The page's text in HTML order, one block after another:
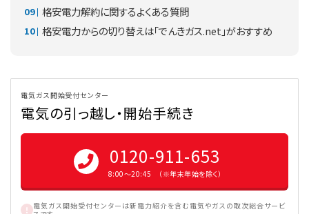
格安電力解約に関するよくある質問
格安電力からの切り替えは「でんきガス.net」がおすすめ
電気ガス開始受付センター
電気の引っ越し・開始手続き
0120-911-653
8:00〜20:45 （※年末年始を除く）
電気ガス開始受付センターは新電力紹介を含む電気やガスの取次総合サービ